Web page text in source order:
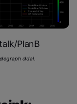
PlanB
oldal.